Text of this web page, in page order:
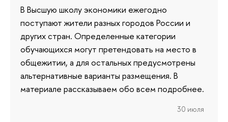
В Высшую школу экономики ежегодно
поступают жители разных городов России и
других стран. Определенные категории
обучающихся могут претендовать на место в
общежитии, а для остальных предусмотрены
альтернативные варианты размещения. В
материале рассказываем обо всем подробнее.
30 июля